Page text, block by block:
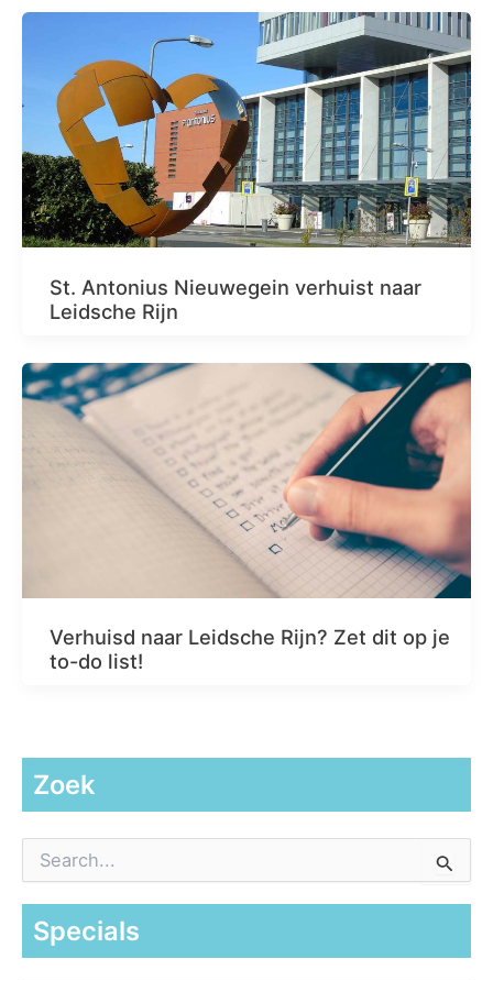
St. Antonius Nieuwegein verhuist naar
Leidsche Rijn
Verhuisd naar Leidsche Rijn? Zet dit op je
to-do list!
Zoek
a
Specials